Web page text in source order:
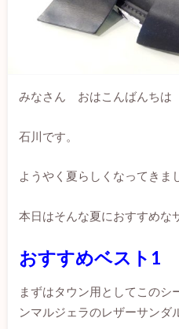
みなさん おはこんばんちは
石川です。
ようやく夏らしくなってきま
本日はそんな夏におすすめな
おすすめベスト1
まずはタウン用としてこの
ンマルジェラのレザーサンダ